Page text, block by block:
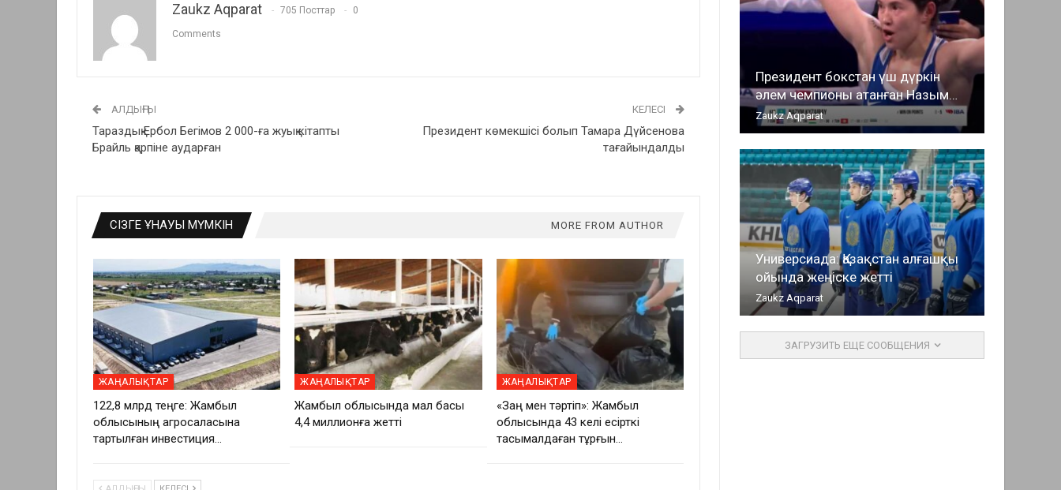
Zaukz Aqparat 705 Посттар 0
Comments
АЛДЫҢҒЫ
Тараздық Ербол Бегімов 2 000-ға жуық кітапты
Брайль қарпіне аударған
КЕЛЕСІ
Президент көмекшісі болып Тамара Дүйсенова
тағайындалды
СІЗГЕ ҰНАУЫ МҮМКІН MORE FROM AUTHOR
ЖАҢАЛЫҚТАР
122,8 млрд теңге: Жамбыл
облысының агросаласына
тартылған инвестиция…
ЖАҢАЛЫҚТАР
Жамбыл облысында мал басы
4,4 миллионға жетті
ЖАҢАЛЫҚТАР
«Заң мен тәртіп»: Жамбыл
облысында 43 келі есірткі
тасымалдаған тұрғын…
Президент бокстан үш дүркін
әлем чемпионы атанған Назым…
Zaukz Aqparat
Универсиада: Қазақстан алғашқы
ойында жеңіске жетті
Zaukz Aqparat
ЗАГРУЗИТЬ ЕЩЕ СООБЩЕНИЯ